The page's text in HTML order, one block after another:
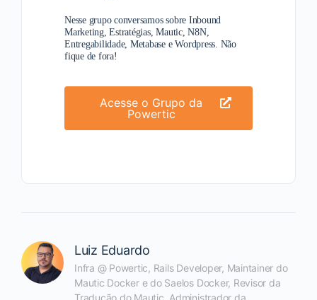
Nesse grupo conversamos sobre Inbound
Marketing, Estratégias, Mautic, N8N,
Entregabilidade, Metabase e Wordpress. Não
fique de fora!
Acesse o Grupo da
Powertic
Luiz Eduardo
Infra @ Powertic, Rails Developer, Maintainer do
Mautic Docker e do Saelos Docker, Revisor da
Tradução do Mautic, Administrador da